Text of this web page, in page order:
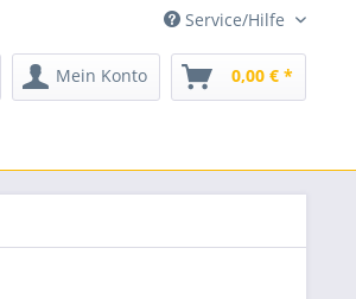
Service/Hilfe
Mein Konto 0,00 € *